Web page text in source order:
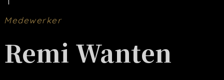
Medewerker
Remi Wanten